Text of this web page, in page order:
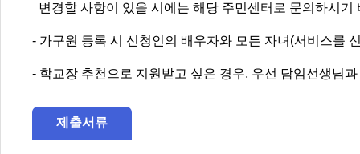
변경할 사항이 있을 시에는 해당 주민센터로 문의하시기
- 가구원 등록 시 신청인의 배우자와 모든 자녀(서비스를
- 학교장 추천으로 지원받고 싶은 경우, 우선 담임선생님
제출서류